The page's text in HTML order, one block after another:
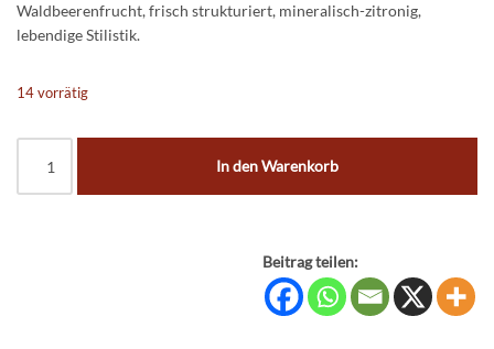
Waldbeerenfrucht, frisch strukturiert, mineralisch-zitronig,
lebendige Stilistik.
14 vorrätig
In den Warenkorb
Beitrag teilen: